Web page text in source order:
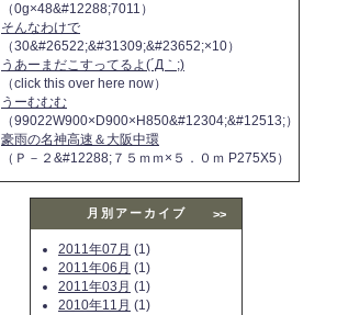
（0g×48&#12288;7011）
そんなわけで
（30&#26522;&#31309;&#23652;×10）
うあーまだこすってるよ(´Д｀;)
（click this over here now）
うーむむむ
（99022W900×D900×H850&#12304;&#12513;）
豪雨の名神高速＆大阪中環
（Ｐ－２&#12288;７５ｍｍ×５．０ｍ P275X5）
月別アーカイブ >>
2011年07月 (1)
2011年06月 (1)
2011年03月 (1)
2010年11月 (1)